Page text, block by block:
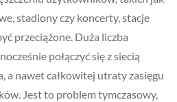
stadiony czy koncerty, stacje
przeciążone. Duża liczba
połączyć się z siecią
a nawet całkowitej utraty zasięgu
Jest to problem tymczasowy,